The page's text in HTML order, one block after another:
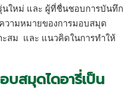
ใหม่ และ ผู้ที่ชื่นชอบการบันทึก
วามหมายของการมอบสมุด
ะสม และ แนวคิดในการทำให้
บสมุดไดอารี่เป็น